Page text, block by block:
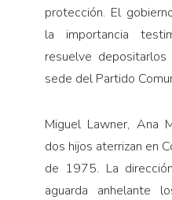
protección. El
la importancia
resuelve
sede del Partido
Miguel Lawner, Ana
dos hijos aterrizan en
de 1975. La
aguarda anhelante